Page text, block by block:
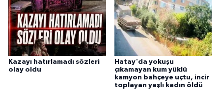
Kazayı hatırlamadı sözleri
olay oldu
Hatay'da yokuşu
çıkamayan kum yüklü
kamyon bahçeye uçtu, incir
toplayan yaşlı kadın öldü